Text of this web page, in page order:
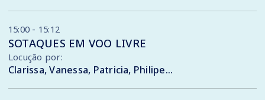
15:00 - 15:12
SOTAQUES EM VOO LIVRE
Locução por:
Clarissa, Vanessa, Patricia, Philipe, Augusto, Flávia, Gabriela, Monty, Gustavo , Sandra